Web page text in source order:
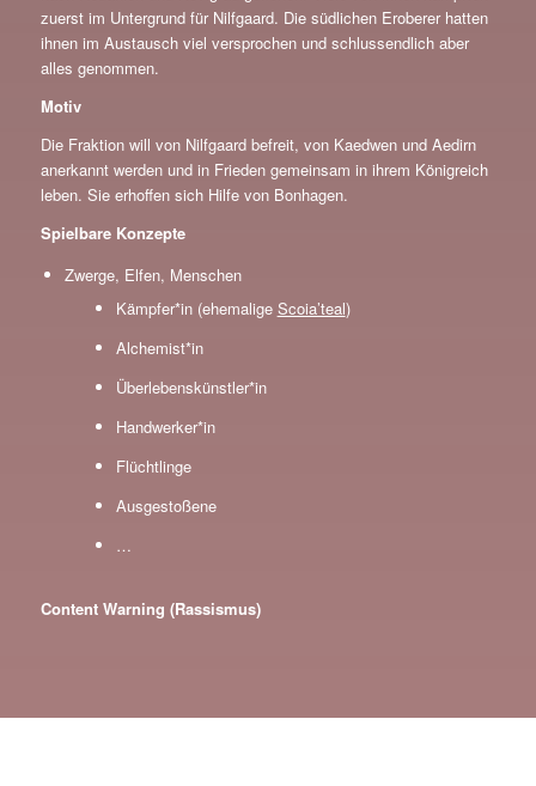
zuerst im Untergrund für Nilfgaard. Die südlichen Eroberer hatten
ihnen im Austausch viel versprochen und schlussendlich aber
alles genommen.
Motiv
Die Fraktion will von Nilfgaard befreit, von Kaedwen und Aedirn
anerkannt werden und in Frieden gemeinsam in ihrem Königreich
leben. Sie erhoffen sich Hilfe von Bonhagen.
Spielbare Konzepte
Zwerge, Elfen, Menschen
Kämpfer*in (ehemalige Scoia’teal)
Alchemist*in
Überlebenskünstler*in
Handwerker*in
Flüchtlinge
Ausgestoßene
…
Content Warning (Rassismus)